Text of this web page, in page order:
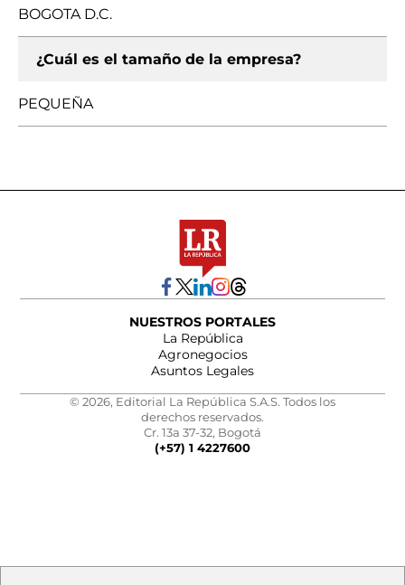
BOGOTA D.C.
¿Cuál es el tamaño de la empresa?
PEQUEÑA
NUESTROS PORTALES
La República
Agronegocios
Asuntos Legales
© 2026, Editorial La República S.A.S. Todos los
derechos reservados.
Cr. 13a 37-32, Bogotá
(+57) 1 4227600